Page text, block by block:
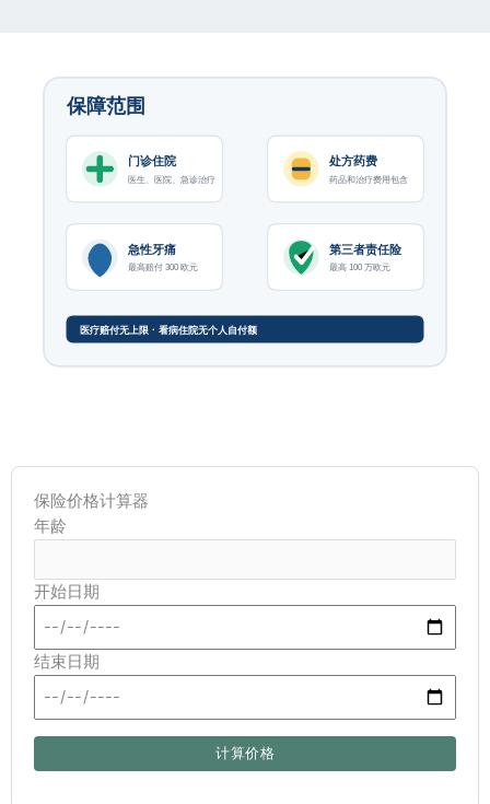
保险价格计算器
年龄
开始日期
结束日期
计算价格